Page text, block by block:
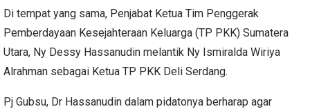
Di tempat yang sama, Penjabat Ketua Tim Penggerak
Pemberdayaan Kesejahteraan Keluarga (TP PKK) Sumatera
Utara, Ny Dessy Hassanudin melantik Ny Ismiralda Wiriya
Alrahman sebagai Ketua TP PKK Deli Serdang.
Pj Gubsu, Dr Hassanudin dalam pidatonya berharap agar